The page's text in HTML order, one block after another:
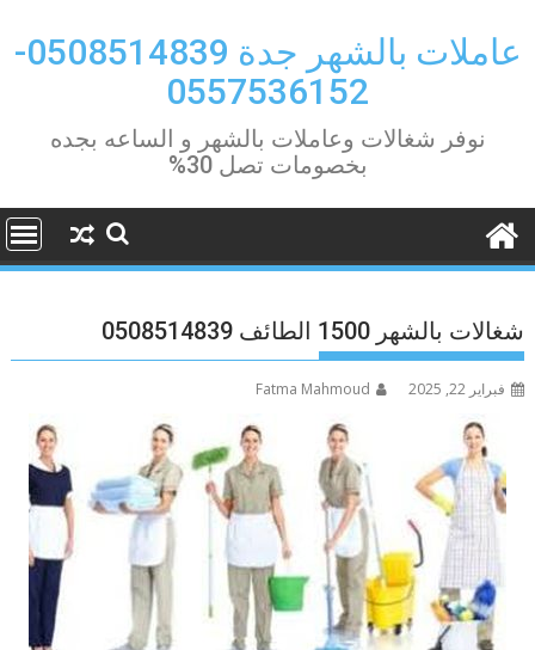
content
عاملات بالشهر جدة 0508514839-
0557536152
نوفر شغالات وعاملات بالشهر و الساعه بجده
بخصومات تصل 30%
شغالات بالشهر 1500 الطائف 0508514839
فبراير 22, 2025 Fatma Mahmoud